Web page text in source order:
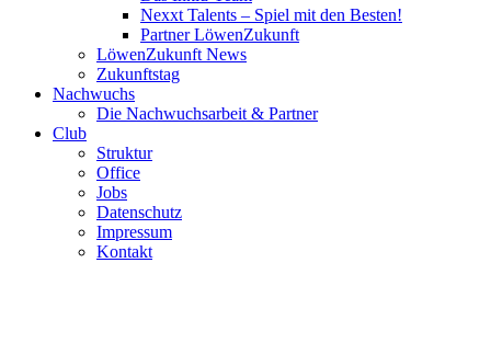
Nexxt Talents – Spiel mit den Besten!
Partner LöwenZukunft
LöwenZukunft News
Zukunftstag
Nachwuchs
Die Nachwuchsarbeit & Partner
Club
Struktur
Office
Jobs
Datenschutz
Impressum
Kontakt